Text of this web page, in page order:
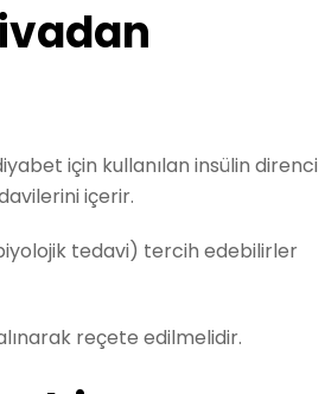
için kullanılan insülin direnci
içerir.
tedavi) tercih edebilirler
reçete edilmelidir.